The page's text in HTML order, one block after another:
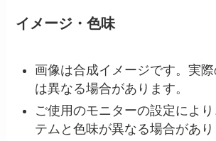
イメージ・色味
画像は合成イメージです。実
は異なる場合があります。
ご使用のモニターの設定によ
テムと色味が異なる場合があり